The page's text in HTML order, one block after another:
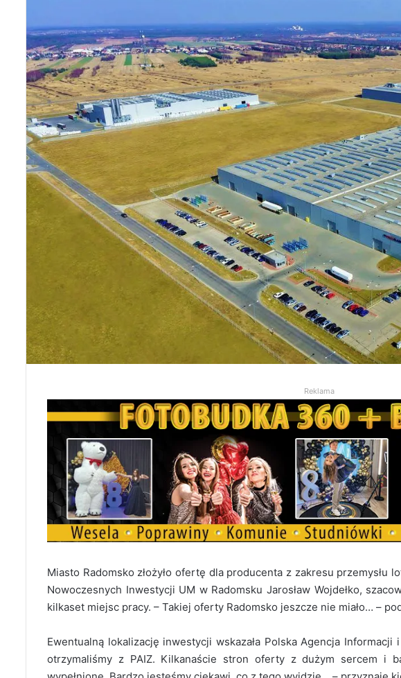
Reklama
Miasto Radomsko złożyło ofertę dla producenta z zakresu przemysłu
Nowoczesnych Inwestycji UM w Radomsku Jarosław Wojdełko,
kilkaset miejsc pracy. – Takiej oferty Radomsko jeszcze nie miało… –
Ewentualną lokalizację inwestycji wskazała Polska Agencja
otrzymaliśmy z PAIZ. Kilkanaście stron oferty z dużym sercem i